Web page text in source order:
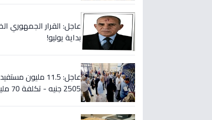
عاجل: القرار الجمهوري
بداية يوليو!
2505 جنيه - تكلفة 70 مليار